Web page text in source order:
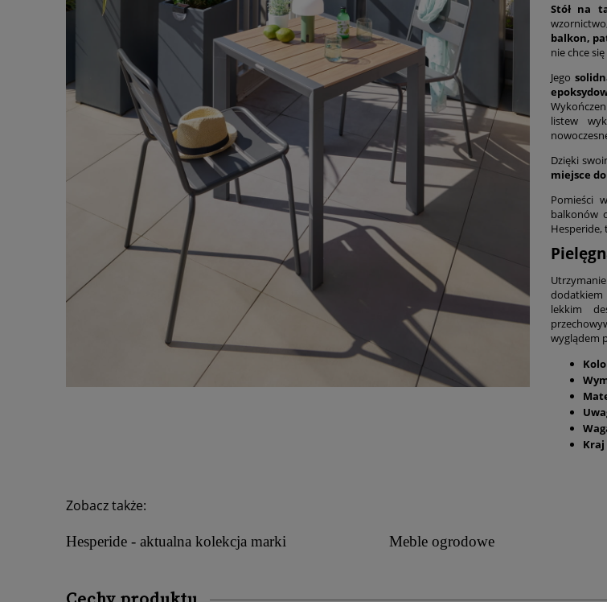
Stół na
balkon,
nie chce
Jego
listew
Dzięki
miejsce
Pomieści
balkonów
Hesperide,
dodatkiem
lekkim
wyglądem
Zobacz także:
Hesperide - aktualna kolekcja marki Meble ogrodowe